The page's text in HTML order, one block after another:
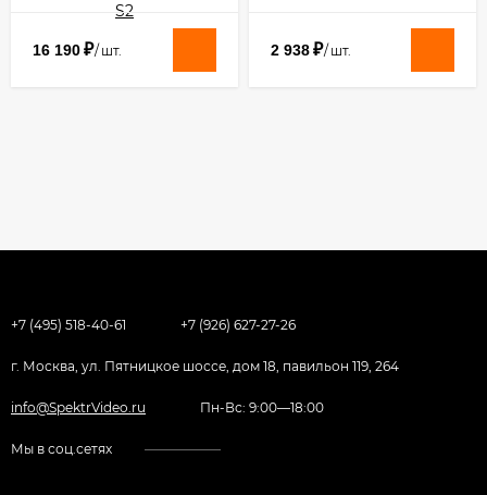
16 190₽/ шт. 2 938₽/ шт.
+7 (495) 518-40-61 +7 (926) 627-27-26
г. Москва, ул. Пятницкое шоссе, дом 18, павильон 119, 264
info@SpektrVideo.ru Пн-Вс: 9:00—18:00
Мы в соц.сетях